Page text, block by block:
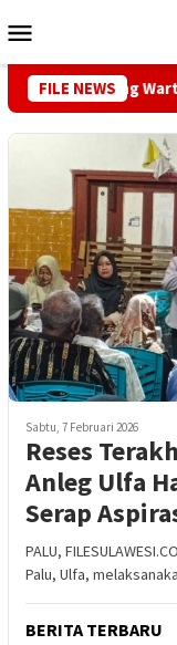
ke
Mobile
FILE NEWS
Dorong
Sabtu, 7 Februari 2026
Reses
Anleg Ulfa
Serap
PALU,
Palu, Ulfa,
BERITA TERBARU